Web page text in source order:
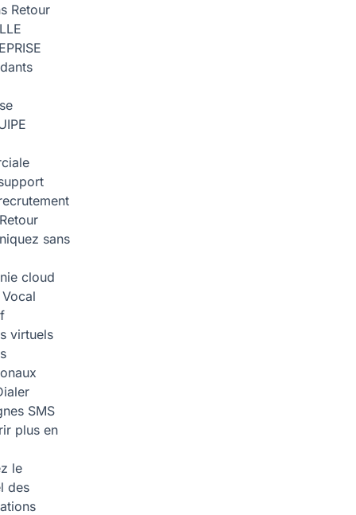
Retour
Retour
sans
cloud
virtuels
SMS
plus en
le
des